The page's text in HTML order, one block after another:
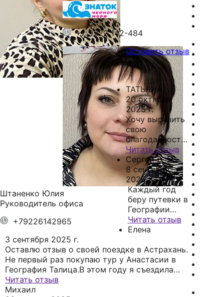
+7 9222 142-484
Штаненко Юлия
Руководитель офиса
+79226142965
Оставить отзыв
ТАТЬЯНА
20 октября
2025 г.
Хочу выразить
свою
благодарность
Настеньке!
Покупаем туры
не первый год.
В этом году мы
купили круиз
из сочи в
турцию на
астория гранде,
какое
путешествие!!!!
Мы запомнили
его навсегда,
Читать отзыв
Сергей
8 сентября
2025 г.
Каждый год
беру путевки в
Географии
Талица, все
устраивает,
подбирает на
нашу семью
удобный
Читать отзыв
Елена
3 сентября 2025 г.
Оставлю отзыв о своей поездке в Астрахань.
Не первый раз покупаю тур у Анастасии в
География Талица.В этом году я съездила
автобусным туром в
Астрахань,Элисту,Волгоград, в общем тур
Читать отзыв
Михаил